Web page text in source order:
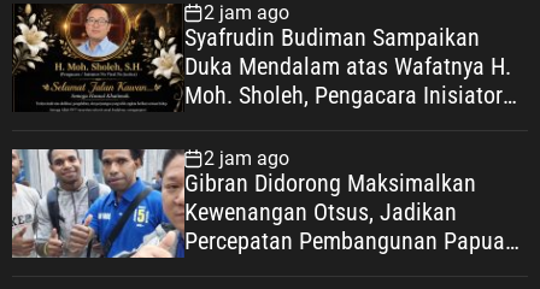
2 jam ago
Syafrudin Budiman Sampaikan
Duka Mendalam atas Wafatnya H.
Moh. Sholeh, Pengacara Inisiator
2 jam ago
Gibran Didorong Maksimalkan
Kewenangan Otsus, Jadikan
Percepatan Pembangunan Papua